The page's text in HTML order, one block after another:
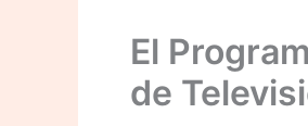
El
de